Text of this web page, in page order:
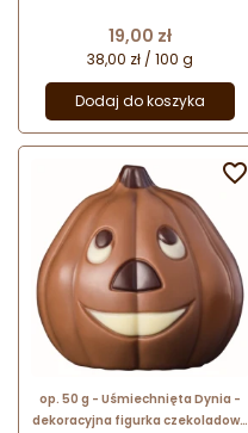
folii celofanowej
Cena
19,00 zł
38,00 zł / 100 g
Dodaj do koszyka
op. 50 g - Uśmiechnięta Dynia -
dekoracyjna figurka czekoladowa
